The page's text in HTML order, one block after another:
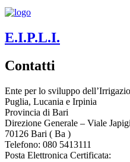
E.I.P.L.I.
Contatti
Ente per lo sviluppo
Puglia, Lucania e Irpinia
Provincia di Bari
Direzione Generale – Viale
70126 Bari ( Ba )
Telefono: 080 5413111
Posta Elettronica Certificata: